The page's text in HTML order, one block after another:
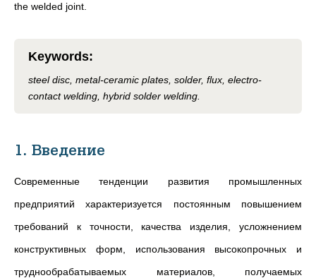
the welded joint.
Keywords:
steel disc, metal-ceramic plates, solder, flux, electro-
contact welding, hybrid solder welding.
1. Введение
Современные тенденции развития промышленных
предприятий характеризуется постоянным повышением
требований к точности, качества изделия, усложнением
конструктивных форм, использования высокопрочных и
труднообрабатываемых материалов, получаемых